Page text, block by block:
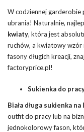
W codziennej garderobie
ubrania! Naturalnie,
kwiaty, która jest
ruchów, a kwiatowy wzór
fasony długich kreacji,
factoryprice.pl!
Sukienka do
Biała długa sukienka na
outfit do pracy lub na
jednokolorowy fason,